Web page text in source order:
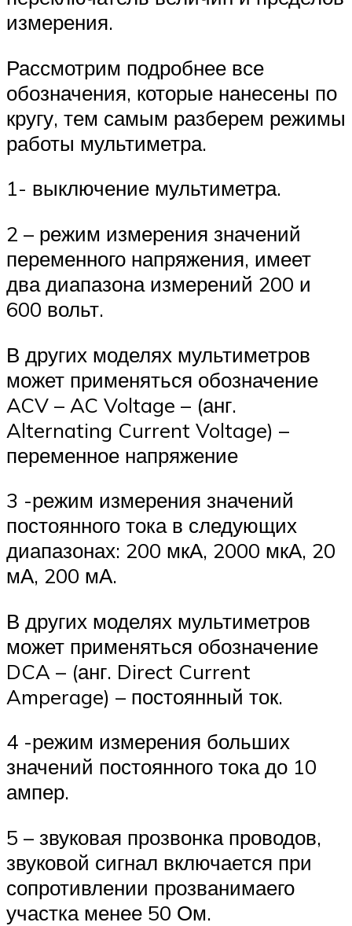
измерения.
Рассмотрим подробнее все
обозначения, которые нанесены по
кругу, тем самым разберем режимы
работы мультиметра.
1- выключение мультиметра.
2 – режим измерения значений
переменного напряжения, имеет
два диапазона измерений 200 и
600 вольт.
В других моделях мультиметров
может применяться обозначение
ACV – AC Voltage – (анг.
Alternating Current Voltage) –
переменное напряжение
3 -режим измерения значений
постоянного тока в следующих
диапазонах: 200 мкА, 2000 мкА, 20
мА, 200 мА.
В других моделях мультиметров
может применяться обозначение
DCA – (анг. Direct Current
Amperage) – постоянный ток.
4 -режим измерения больших
значений постоянного тока до 10
ампер.
5 – звуковая прозвонка проводов,
звуковой сигнал включается при
сопротивлении прозванимаего
участка менее 50 Ом.